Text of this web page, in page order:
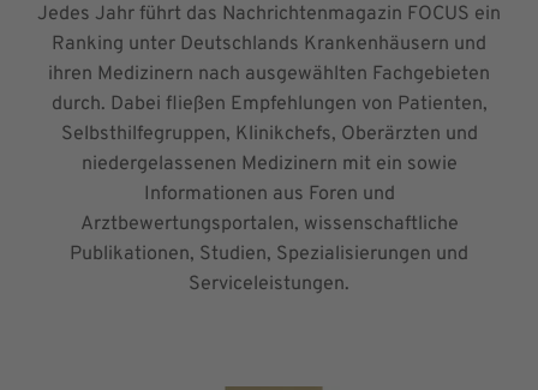
Jedes Jahr führt das Nachrichtenmagazin FOCUS ein
Ranking unter Deutschlands Krankenhäusern und
ihren Medizinern nach ausgewählten Fachgebieten
durch. Dabei fließen Empfehlungen von Patienten,
Selbsthilfegruppen, Klinikchefs, Oberärzten und
niedergelassenen Medizinern mit ein sowie
Informationen aus Foren und
Arztbewertungsportalen, wissenschaftliche
Publikationen, Studien, Spezialisierungen und
Serviceleistungen.